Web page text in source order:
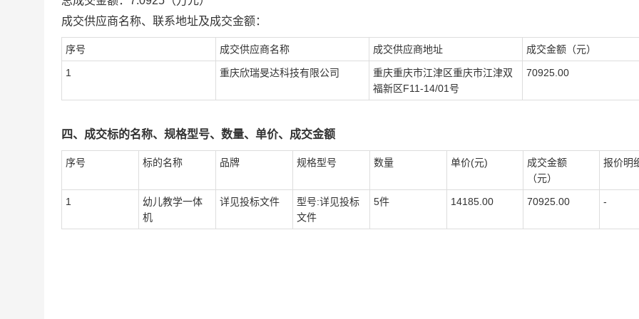
成交供应商名称、联系地址及成交金额：
序号 成交供应商名称 成交供应商地址 成交金额（元）
1 重庆欣瑞旻达科技有限公司
重庆重庆市江津区重庆市江津双
福新区F11-14/01号
70925.00
四、成交标的名称、规格型号、数量、单价、成交金额
序号 标的名称 品牌 规格型号 数量 单价(元)
成交金额
（元）
报价明
1
幼儿教学一体
机
详见投标文件
型号:详见投标
文件
5件 14185.00 70925.00 -